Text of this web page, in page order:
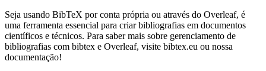
Seja usando BibTeX por conta própria ou através do Overleaf, é
uma ferramenta essencial para criar bibliografias em documentos
científicos e técnicos. Para saber mais sobre gerenciamento de
bibliografias com bibtex e Overleaf, visite bibtex.eu ou nossa
documentação!